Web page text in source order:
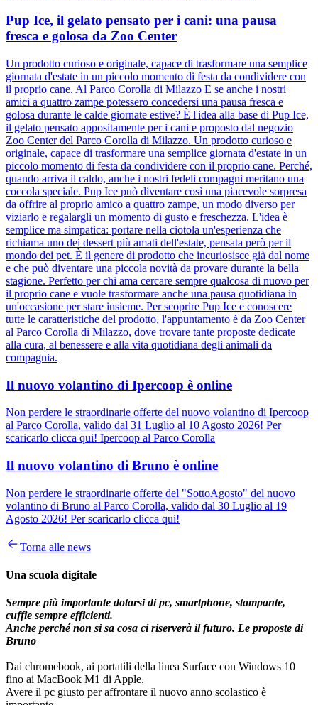
Pup Ice, il gelato pensato per i cani: una pausa
fresca e golosa da Zoo Center
Un prodotto curioso e originale, capace di trasformare una semplice
giornata d'estate in un piccolo momento di festa da condividere con
il proprio cane. Al Parco Corolla di Milazzo E se anche i nostri
amici a quattro zampe potessero concedersi una pausa fresca e
golosa durante le calde giornate estive? È l'idea alla base di Pup Ice,
il gelato pensato appositamente per i cani e proposto dal negozio
Zoo Center del Parco Corolla di Milazzo. Un prodotto curioso e
originale, capace di trasformare una semplice giornata d'estate in un
piccolo momento di festa da condividere con il proprio cane. Perché,
quando arriva il caldo, anche i nostri fedeli compagni meritano una
coccola speciale. Pup Ice può diventare così una piacevole sorpresa
da offrire al proprio amico a quattro zampe, un modo diverso per
viziarlo e regalargli un momento di gusto e freschezza. L'idea è
semplice ma simpatica: portare nella ciotola un'esperienza che
richiama uno dei dessert più amati dell'estate, pensata però per il
mondo dei pet. È il genere di prodotto che incuriosisce già dal nome
e che può diventare una piccola novità da provare durante la bella
stagione. Perfetto per chi ama cercare sempre qualcosa di nuovo per
il proprio cane e vuole trasformare anche una pausa quotidiana in
un'occasione per stare insieme. Per scoprire Pup Ice e conoscere
tutte le caratteristiche del prodotto, l'appuntamento è da Zoo Center
al Parco Corolla di Milazzo, dove trovare tante proposte dedicate
alla cura, al benessere e alla vita quotidiana degli animali da
compagnia.
Il nuovo volantino di Ipercoop è online
Non perdere le straordinarie offerte del nuovo volantino di Ipercoop
al Parco Corolla, valido dal 31 Luglio al 10 Agosto 2026! Per
scaricarlo clicca qui! Ipercoop al Parco Corolla
Il nuovo volantino di Bruno è online
Non perdere le straordinarie offerte del "SottoAgosto" del nuovo
volantino di Bruno al Parco Corolla, valido dal 30 Luglio al 19
Agosto 2026! Per scaricarlo clicca qui!
Torna alle news
Una scuola digitale
Sempre più importante dotarsi di pc, smartphone, stampante,
cuffie sempre efficienti.
Anche perché non si sa cosa ci riserverà il futuro. Le proposte di
Bruno
Dai chromebook, ai portatili della linea Surface con Windows 10
fino ai MacBook M1 di Apple.
Avere il pc giusto per affrontare il nuovo anno scolastico è